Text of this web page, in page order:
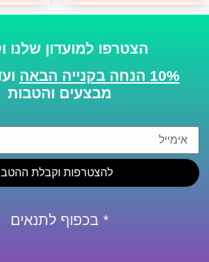
הצטרפו למועדון שלנו
10% הנחה בקנייה הבאה
מבצעים והטבות
להצטרפות וקבלת
* בכפוף לתנאים